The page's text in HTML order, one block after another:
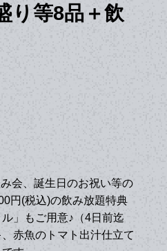
り等8品＋飲
会、誕生日のお祝い等の
円(税込)の飲み放題特典
」もご用意♪（4日前迄
赤魚のトマト出汁仕立て